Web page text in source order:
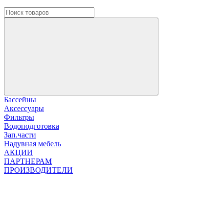
Бассейны
Аксессуары
Фильтры
Водоподготовка
Зап.части
Надувная мебель
АКЦИИ
ПАРТНЕРАМ
ПРОИЗВОДИТЕЛИ